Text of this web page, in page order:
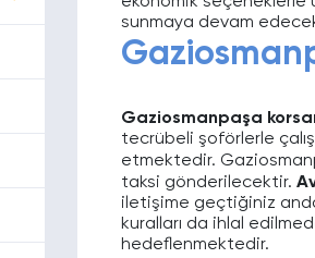
sunmaya devam
Gaziosmanpaşa
tecrübeli şoförlerle
etmektedir.
taksi gönderilecektir.
iletişime geçtiğiniz
kuralları da ihlal
hedeflenmektedir.